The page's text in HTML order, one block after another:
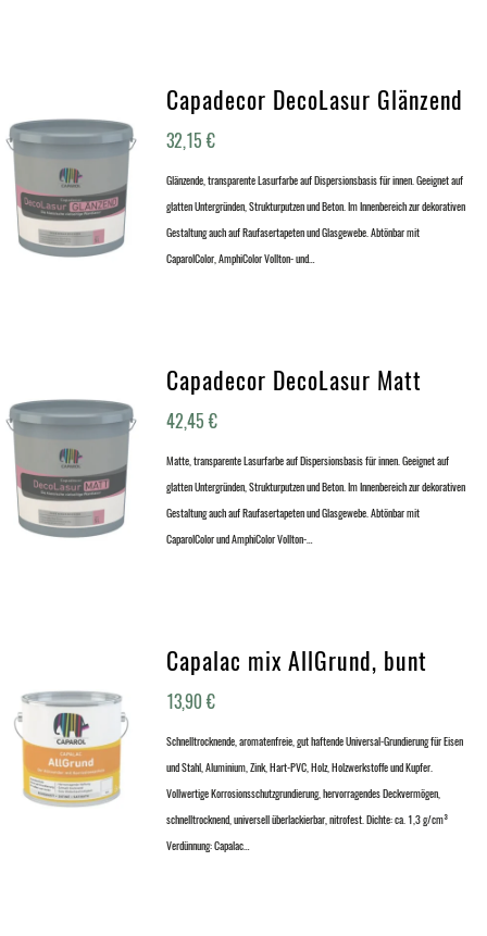
Capadecor DecoLasur Glänzend
32,15€
Glänzende, transparente Lasurfarbe auf Dispersionsbasis für innen. Geeignet auf
glatten Untergründen, Strukturputzen und Beton. Im Innenbereich zur dekorativen
Gestaltung auch auf Raufasertapeten und Glasgewebe. Abtönbar mit
CaparolColor, AmphiColor Vollton- und…
Capadecor DecoLasur Matt
42,45€
Matte, transparente Lasurfarbe auf Dispersionsbasis für innen. Geeignet auf
glatten Untergründen, Strukturputzen und Beton. Im Innenbereich zur dekorativen
Gestaltung auch auf Raufasertapeten und Glasgewebe. Abtönbar mit
CaparolColor und AmphiColor Vollton-…
Capalac mix AllGrund, bunt
13,90€
Schnelltrocknende, aromatenfreie, gut haftende Universal-Grundierung für Eisen
und Stahl, Aluminium, Zink, Hart-PVC, Holz, Holzwerkstoffe und Kupfer.
Vollwertige Korrosionsschutzgrundierung, hervorragendes Deckvermögen,
schnelltrocknend, universell überlackierbar, nitrofest. Dichte: ca. 1,3 g/cm³
Verdünnung: Capalac…